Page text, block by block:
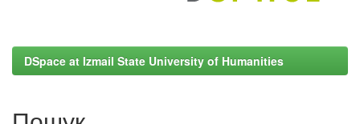
DSpace at Izmail State University of Humanities